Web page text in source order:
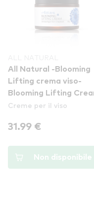
All Natural -Blooming
Lifting crema viso-
Blooming Lifting
Creme per il viso
31.99 €
Non disponibile